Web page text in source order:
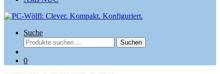
Suche
Suchen
nach:
Suchen
0